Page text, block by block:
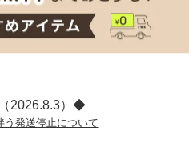
2026.8.3）◆
う発送停止について